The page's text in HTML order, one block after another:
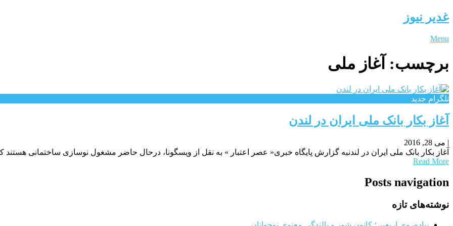
غدیر نیوز
Menu
برچسب: آغاز ملی
تلگرام جدید
آغاز بکار بانک ملی ایران در لندن
| می 28, 2016
آغاز بکار بانک ملی ایران در لندنبه گزارش پایگاه خبری« عصر اعتبار » به نقل از ویسگونا، درحال حاضر مشغول نوسازی ساختمانی هستند که 50 سال پیش
Read More
Posts navigation
نوشته‌های تازه